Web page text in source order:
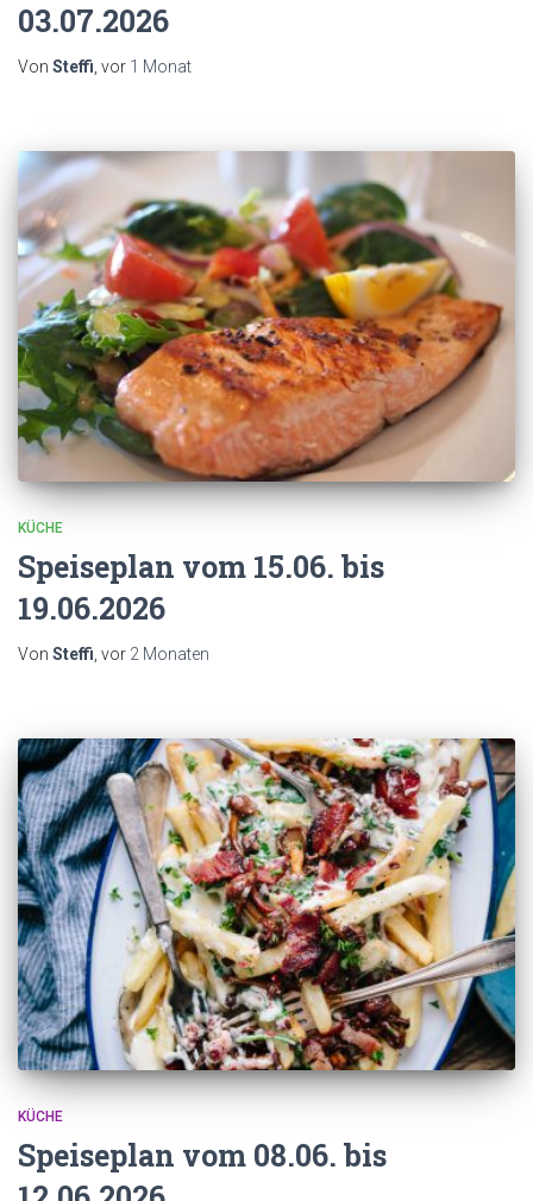
03.07.2026
Von Steffi , vor 1 Monat
KÜCHE
Speiseplan vom 15.06. bis
19.06.2026
Von Steffi, vor 2 Monaten
KÜCHE
Speiseplan vom 08.06. bis